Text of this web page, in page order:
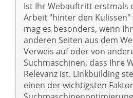
Ist Ihr Webauftritt erstmals
Arbeit "hinter den Kulissen"
mag es besonders, wenn
anderen Seiten aus dem
Verweis auf oder von
Suchmaschinen, dass Ihre
Relevanz ist. Linkbuilding
einen der wichtigsten